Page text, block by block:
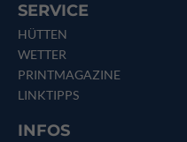
SERVICE
HÜTTEN
WETTER
PRINTMAGAZINE
LINKTIPPS
INFOS